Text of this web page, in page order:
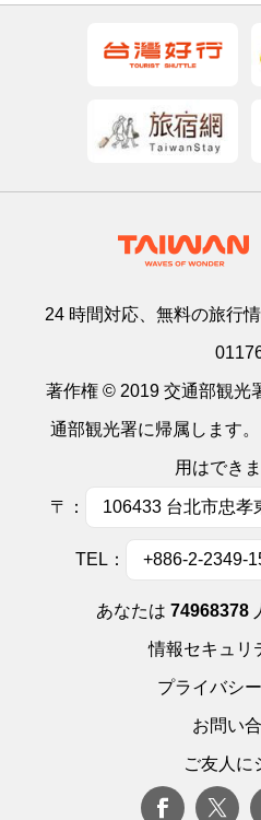
24 時間対応、無料の旅行
著作権 © 2019 交通部観光
通部観光署に帰属します
用はできま
〒： 106433 台北市忠孝
TEL： +886-2-2349-
あなたは 74968378
情報セキュリ
プライバシ
お問い
ご友人に